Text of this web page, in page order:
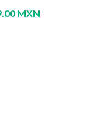
MXN